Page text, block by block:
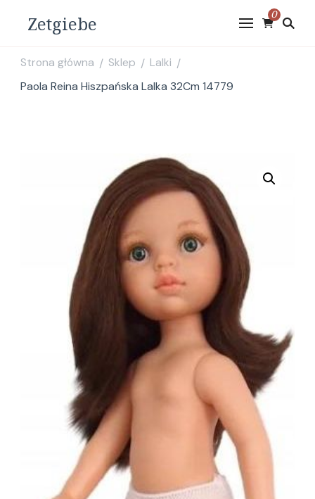
Zetgiebe 0
Strona główna / Sklep / Lalki /
Paola Reina Hiszpańska Lalka 32Cm 14779